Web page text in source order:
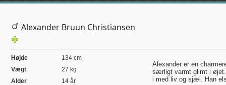
Alexander Bruun Christiansen
Højde
134 cm
Vægt
27 kg
Alder
14 år
Alexander er en
særligt varmt glimt i øjet.
i med liv og sjæl. Han